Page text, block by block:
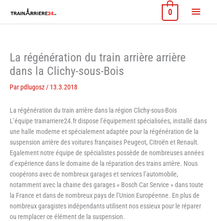
contenu
Menu
0
La régénération du train arrière arrière
dans la Clichy-sous-Bois
Par pdlugosz / 13.3.2018
La régénération du train arrière dans la région Clichy-sous-Bois
L’équipe trainarriere24.fr dispose l’équipement spécialisées, installé dans
une halle moderne et spécialement adaptée pour la régénération de la
suspension arrière des voitures françaises Peugeot, Citroën et Renault.
Egalement notre équipe de spécialistes possède de nombreuses années
d’expérience dans le domaine de la réparation des trains arrière. Nous
coopérons avec de nombreux garages et services l’automobile,
notamment avec la chaine des garages « Bosch Car Service » dans toute
la France et dans de nombreux pays de l’Union Européenne. En plus de
nombreux garagistes indépendants utilisent nos essieux pour le réparer
ou remplacer ce élément de la suspension.